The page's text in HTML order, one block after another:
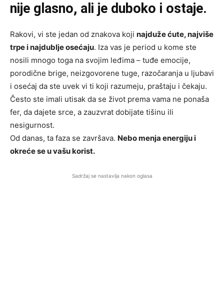
nije glasno, ali je duboko i ostaje.
Rakovi, vi ste jedan od znakova koji najduže ćute, najviše
trpe i najdublje osećaju. Iza vas je period u kome ste
nosili mnogo toga na svojim leđima – tuđe emocije,
porodične brige, neizgovorene tuge, razočaranja u ljubavi
i osećaj da ste uvek vi ti koji razumeju, praštaju i čekaju.
Često ste imali utisak da se život prema vama ne ponaša
fer, da dajete srce, a zauzvrat dobijate tišinu ili
nesigurnost.
Od danas, ta faza se završava. Nebo menja energiju i
okreće se u vašu korist.
Sadržaj se nastavlja nakon oglasa